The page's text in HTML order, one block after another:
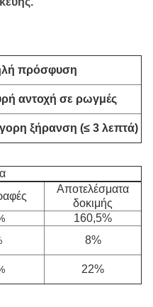
πρόσφυση
αντοχή σε ρωγμές
ξήρανση (≤ 3 λεπτά)
Αποτελέσματα
δοκιμής
160,5%
8%
22%